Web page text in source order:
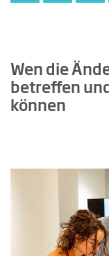
Wen die
betreffen
können